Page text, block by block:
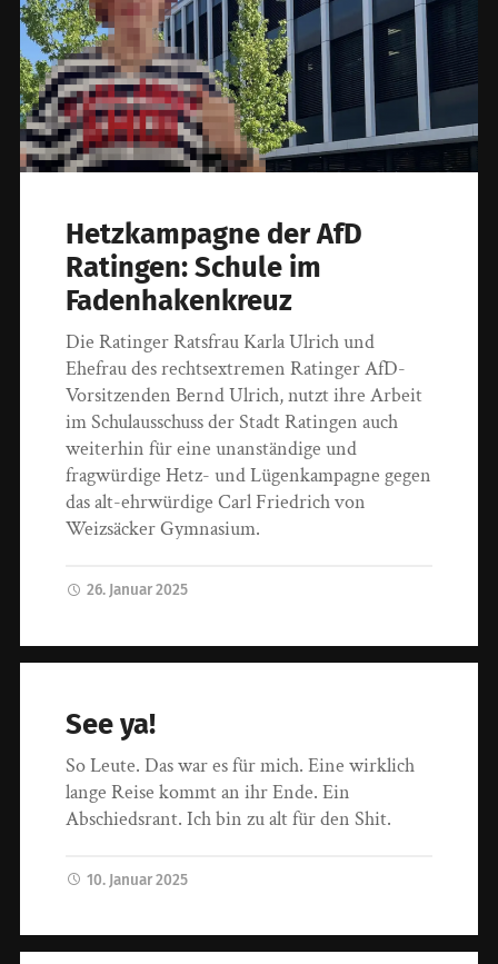
Hetzkampagne der AfD
Ratingen: Schule im
Fadenhakenkreuz
Die Ratinger Ratsfrau Karla Ulrich und
Ehefrau des rechtsextremen Ratinger AfD-
Vorsitzenden Bernd Ulrich, nutzt ihre Arbeit
im Schulausschuss der Stadt Ratingen auch
weiterhin für eine unanständige und
fragwürdige Hetz- und Lügenkampagne gegen
das alt-ehrwürdige Carl Friedrich von
Weizsäcker Gymnasium.
26. Januar 2025
See ya!
So Leute. Das war es für mich. Eine wirklich
lange Reise kommt an ihr Ende. Ein
Abschiedsrant. Ich bin zu alt für den Shit.
10. Januar 2025